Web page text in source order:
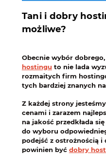
Tani i dobry
możliwe?
Obecnie wybór
hostingu to nie lada
rozmaitych firm
tych bardziej znanych
Z każdej strony
cenami i zarazem
na jakość przedkłada
do wyboru
podejść z ostrożnością i
powinien być dobry